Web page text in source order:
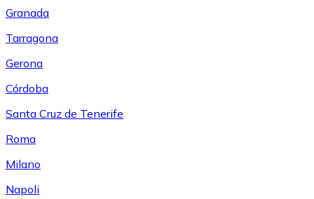
Granada
Tarragona
Gerona
Córdoba
Santa Cruz de Tenerife
Roma
Milano
Napoli